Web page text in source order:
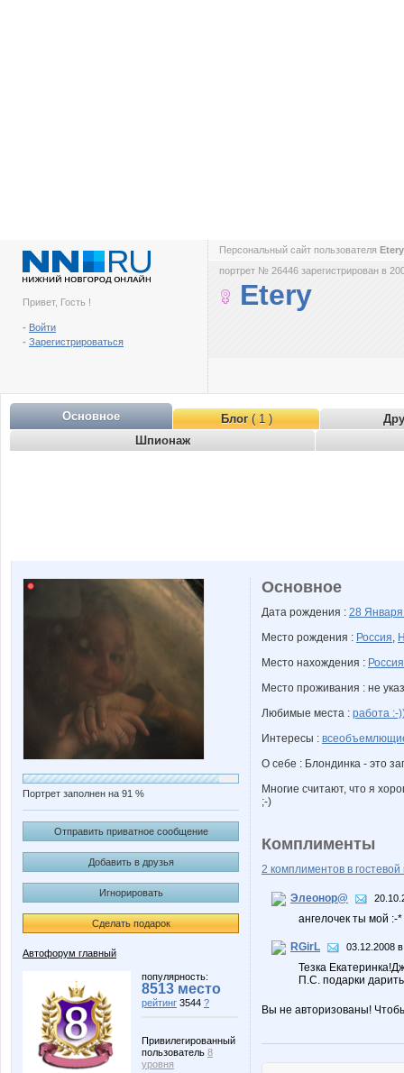
Привет, Гость !
- Войти
- Зарегистрироваться
Персональный сайт пользователя
портрет № 26446 зарегистрирован в
Etery
Основное Блог( 1 )
Шпионаж
Портрет заполнен на 91 %
Отправить приватное сообщение
Добавить в друзья
Игнорировать
Сделать подарок
Автофорум главный
популярность:
8513 место
рейтинг 3544 ?
Привилегированный
пользователь 8
уровня
Основное
Дата рождения : 28
Место рождения : Россия,
Место нахождения : Россия
Место проживания : не
Любимые места : работа :-
Интересы :
О себе : Блондинка - это
Многие считают, что я
;-)
Комплименты
2 комплиментов в гостевой
Элеонор@
ангелочек ты мой :-*
RGirL 03.12.2008
Тезка
П.С. подарки
Вы не авторизованы!